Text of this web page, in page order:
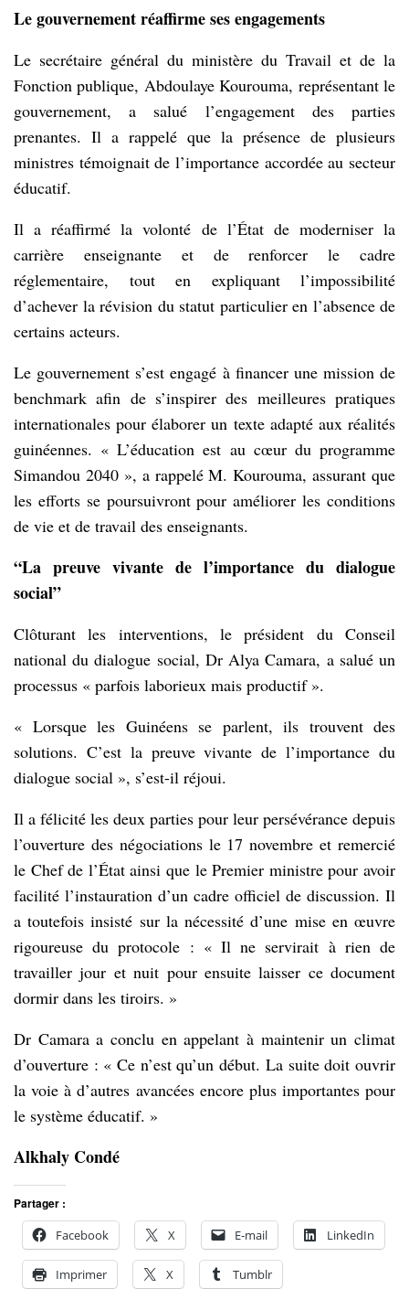
Le gouvernement réaffirme ses engagements
Le secrétaire général du ministère du Travail et de la
Fonction publique, Abdoulaye Kourouma, représentant le
gouvernement, a salué l’engagement des parties
prenantes. Il a rappelé que la présence de plusieurs
ministres témoignait de l’importance accordée au secteur
éducatif.
Il a réaffirmé la volonté de l’État de moderniser la
carrière enseignante et de renforcer le cadre
réglementaire, tout en expliquant l’impossibilité
d’achever la révision du statut particulier en l’absence de
certains acteurs.
Le gouvernement s’est engagé à financer une mission de
benchmark afin de s’inspirer des meilleures pratiques
internationales pour élaborer un texte adapté aux réalités
guinéennes. « L’éducation est au cœur du programme
Simandou 2040 », a rappelé M. Kourouma, assurant que
les efforts se poursuivront pour améliorer les conditions
de vie et de travail des enseignants.
“La preuve vivante de l’importance du dialogue
social”
Clôturant les interventions, le président du Conseil
national du dialogue social, Dr Alya Camara, a salué un
processus « parfois laborieux mais productif ».
« Lorsque les Guinéens se parlent, ils trouvent des
solutions. C’est la preuve vivante de l’importance du
dialogue social », s’est-il réjoui.
Il a félicité les deux parties pour leur persévérance depuis
l’ouverture des négociations le 17 novembre et remercié
le Chef de l’État ainsi que le Premier ministre pour avoir
facilité l’instauration d’un cadre officiel de discussion. Il
a toutefois insisté sur la nécessité d’une mise en œuvre
rigoureuse du protocole : « Il ne servirait à rien de
travailler jour et nuit pour ensuite laisser ce document
dormir dans les tiroirs. »
Dr Camara a conclu en appelant à maintenir un climat
d’ouverture : « Ce n’est qu’un début. La suite doit ouvrir
la voie à d’autres avancées encore plus importantes pour
le système éducatif. »
Alkhaly Condé
Partager :
Facebook
X E-mail LinkedIn
Imprimer X Tumblr